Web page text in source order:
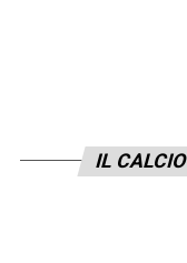
IL